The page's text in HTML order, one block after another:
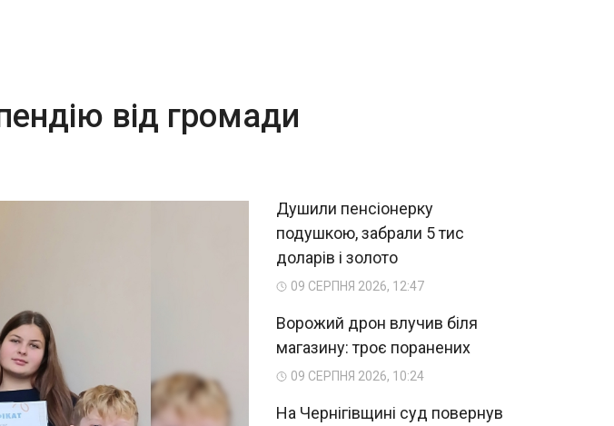
від громади
Душили пенсіонерку
подушкою, забрали 5 тис
доларів і золото
09 СЕРПНЯ 2026, 12:47
Ворожий дрон влучив біля
магазину: троє поранених
09 СЕРПНЯ 2026, 10:24
На Чернігівщині суд повернув